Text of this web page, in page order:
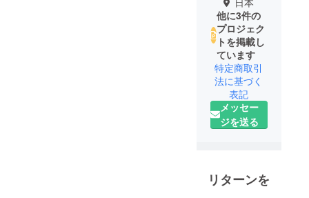
他に3件の
プロジェク
トを掲載し
ています
特定商取引
法に基づく
表記
メッセー
ジを送る
リターンを